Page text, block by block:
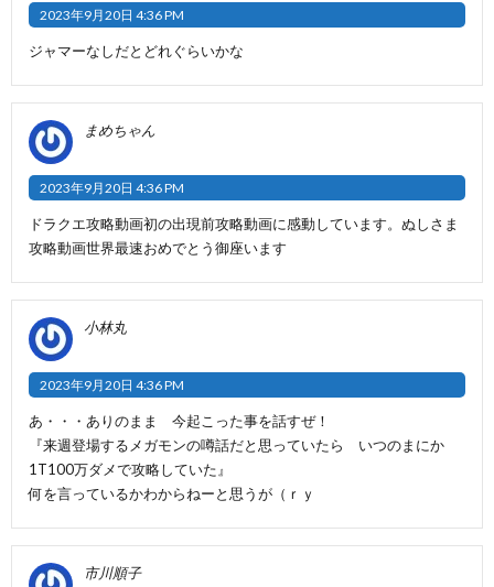
2023年9月20日 4:36 PM
ジャマーなしだとどれぐらいかな
まめちゃん
2023年9月20日 4:36 PM
ドラクエ攻略動画初の出現前攻略動画に感動しています。ぬしさま
攻略動画世界最速おめでとう御座います
小林丸
2023年9月20日 4:36 PM
あ・・・ありのまま 今起こった事を話すぜ！
『来週登場するメガモンの噂話だと思っていたら いつのまにか
1T100万ダメで攻略していた』
何を言っているかわからねーと思うが（ｒｙ
市川順子